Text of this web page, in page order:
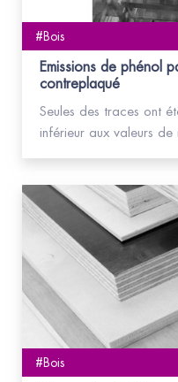
#Bois
Emissions de phénol
contreplaqué
Seules des traces ont
inférieur aux valeurs de
#Bois